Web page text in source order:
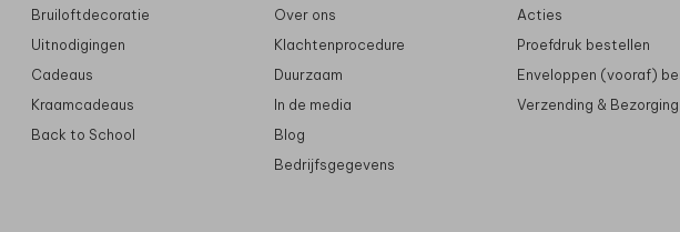
Bruiloftdecoratie
Uitnodigingen
Cadeaus
Kraamcadeaus
Back to School
Over ons
Klachtenprocedure
Duurzaam
In de media
Blog
Bedrijfsgegevens
Acties
Proefdruk bestellen
Enveloppen (vooraf)
Verzending & Bezorging